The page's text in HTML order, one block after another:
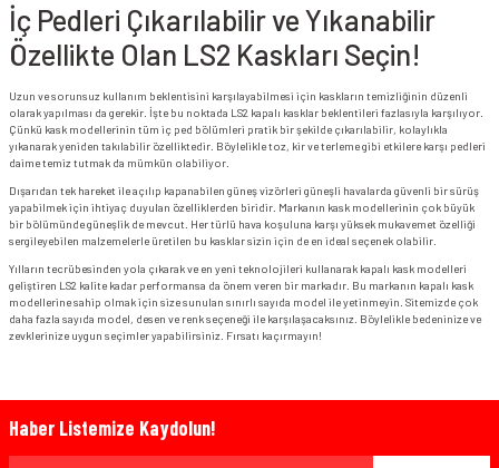
İç Pedleri Çıkarılabilir ve Yıkanabilir
Özellikte Olan LS2 Kaskları Seçin!
Uzun ve sorunsuz kullanım beklentisini karşılayabilmesi için kaskların temizliğinin düzenli
olarak yapılması da gerekir. İşte bu noktada LS2 kapalı kasklar beklentileri fazlasıyla karşılıyor.
Çünkü kask modellerinin tüm iç ped bölümleri pratik bir şekilde çıkarılabilir, kolaylıkla
yıkanarak yeniden takılabilir özelliktedir. Böylelikle toz, kir ve terleme gibi etkilere karşı pedleri
daime temiz tutmak da mümkün olabiliyor.
Dışarıdan tek hareket ile açılıp kapanabilen güneş vizörleri güneşli havalarda güvenli bir sürüş
yapabilmek için ihtiyaç duyulan özelliklerden biridir. Markanın kask modellerinin çok büyük
bir bölümünde güneşlik de mevcut. Her türlü hava koşuluna karşı yüksek mukavemet özelliği
sergileyebilen malzemelerle üretilen bu kasklar sizin için de en ideal seçenek olabilir.
Yılların tecrübesinden yola çıkarak ve en yeni teknolojileri kullanarak kapalı kask modelleri
geliştiren LS2 kalite kadar performansa da önem veren bir markadır. Bu markanın kapalı kask
modellerine sahip olmak için size sunulan sınırlı sayıda model ile yetinmeyin. Sitemizde çok
daha fazla sayıda model, desen ve renk seçeneği ile karşılaşacaksınız. Böylelikle bedeninize ve
zevklerinize uygun seçimler yapabilirsiniz. Fırsatı kaçırmayın!
Haber Listemize Kaydolun!